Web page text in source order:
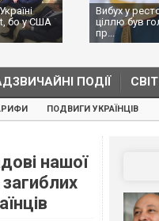
бо у США
Вибух у
ціллю був
пр...
ПОДІЇ СВІТ
ПОДВИГИ УКРАЇНЦІВ
нашої